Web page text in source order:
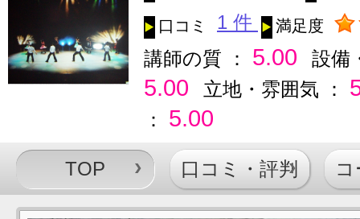
口コミ 1 件 満足度
講師の質 ： 5.00 設備
5.00 立地・雰囲気 ：
： 5.00
TOP 口コミ・評判